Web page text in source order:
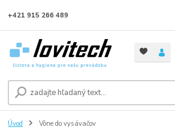
+421 915 266 489
Úvod Vône do vysávačov